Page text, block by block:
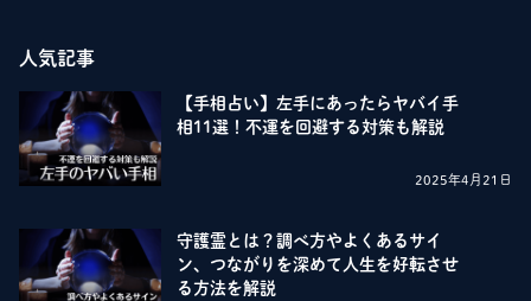
人気記事
【手相占い】左手にあったらヤバイ手
相11選！不運を回避する対策も解説
2025年4月21日
守護霊とは？調べ方やよくあるサイ
ン、つながりを深めて人生を好転させ
る方法を解説